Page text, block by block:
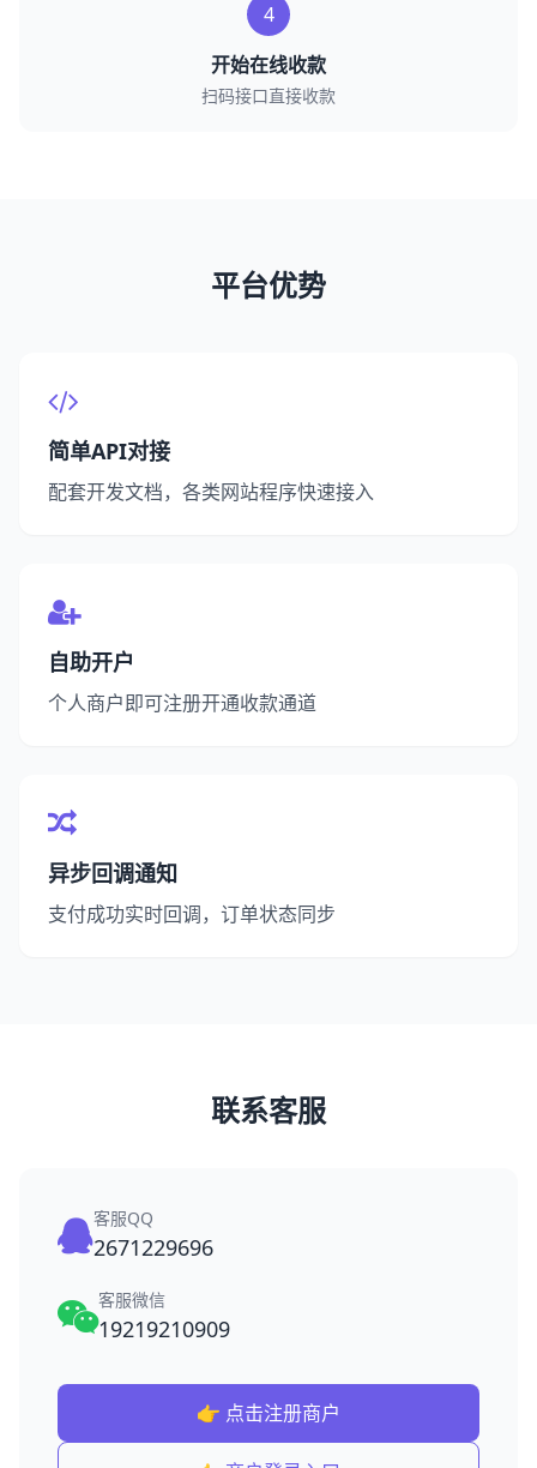
4
开始在线收款
扫码接口直接收款
平台优势
简单API对接
配套开发文档，各类网站程序快速接入
自助开户
个人商户即可注册开通收款通道
异步回调通知
支付成功实时回调，订单状态同步
联系客服
客服QQ
2671229696
客服微信
19219210909
👉 点击注册商户